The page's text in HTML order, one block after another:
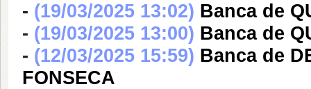
- (19/03/2025 13:02) Banca de
- (19/03/2025 13:00) Banca de
- (12/03/2025 15:59) Banca de
FONSECA